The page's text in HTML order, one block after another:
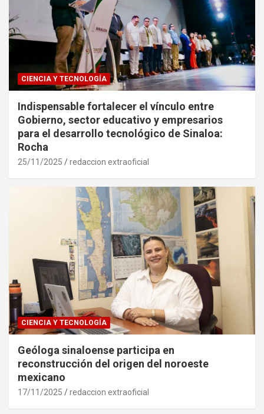
CIENCIA Y TECNOLOGÍA
Indispensable fortalecer el vínculo entre
Gobierno, sector educativo y empresarios
para el desarrollo tecnológico de Sinaloa:
Rocha
25/11/2025 redaccion extraoficial
CIENCIA Y TECNOLOGÍA
Geóloga sinaloense participa en
reconstrucción del origen del noroeste
mexicano
17/11/2025 redaccion extraoficial